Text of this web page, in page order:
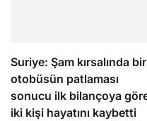
Suriye: Şam kırsalında bir
otobüsün patlaması
sonucu ilk bilançoya
iki kişi hayatını kaybetti